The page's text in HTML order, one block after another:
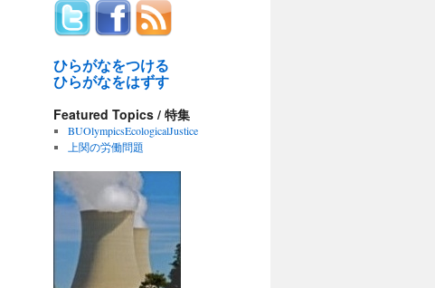
ひらがなをつける
ひらがなをはずす
Featured Topics / 特集
BUOlympicsEcologicalJustice
上関の労働問題